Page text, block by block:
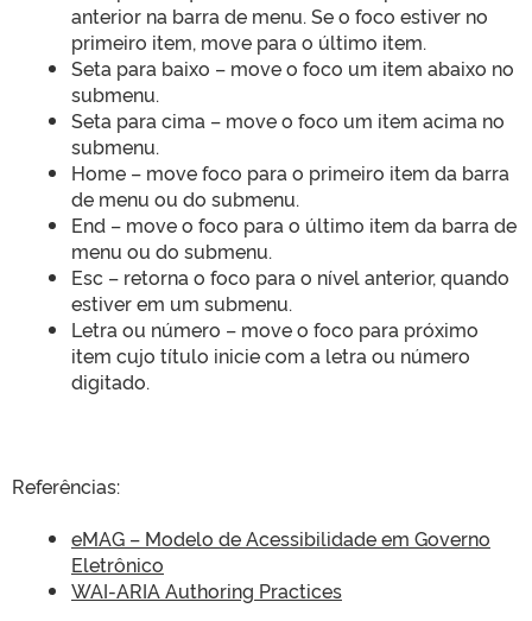
anterior na barra de menu. Se o foco estiver no
primeiro item, move para o último item.
Seta para baixo – move o foco um item abaixo no
submenu.
Seta para cima – move o foco um item acima no
submenu.
Home – move foco para o primeiro item da barra
de menu ou do submenu.
End – move o foco para o último item da barra de
menu ou do submenu.
Esc – retorna o foco para o nível anterior, quando
estiver em um submenu.
Letra ou número – move o foco para próximo
item cujo título inicie com a letra ou número
digitado.
Referências:
eMAG – Modelo de Acessibilidade em Governo
Eletrônico
WAI-ARIA Authoring Practices